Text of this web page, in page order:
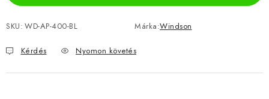
SKU: WD-AP-400-BL Márka:Windson
Kérdés Nyomon követés